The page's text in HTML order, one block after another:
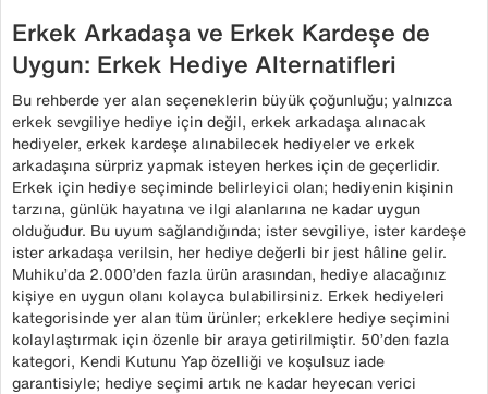
Erkek Arkadaşa ve Erkek Kardeşe de
Uygun: Erkek Hediye Alternatifleri
Bu rehberde yer alan seçeneklerin büyük çoğunluğu; yalnızca
erkek sevgiliye hediye için değil, erkek arkadaşa alınacak
hediyeler, erkek kardeşe alınabilecek hediyeler ve erkek
arkadaşına sürpriz yapmak isteyen herkes için de geçerlidir.
Erkek için hediye seçiminde belirleyici olan; hediyenin kişinin
tarzına, günlük hayatına ve ilgi alanlarına ne kadar uygun
olduğudur. Bu uyum sağlandığında; ister sevgiliye, ister kardeşe
ister arkadaşa verilsin, her hediye değerli bir jest hâline gelir.
Muhiku’da 2.000’den fazla ürün arasından, hediye alacağınız
kişiye en uygun olanı kolayca bulabilirsiniz. Erkek hediyeleri
kategorisinde yer alan tüm ürünler; erkeklere hediye seçimini
kolaylaştırmak için özenle bir araya getirilmiştir. 50’den fazla
kategori, Kendi Kutunu Yap özelliği ve koşulsuz iade
garantisiyle; hediye seçimi artık ne kadar heyecan verici